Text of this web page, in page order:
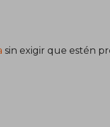
sin exigir que estén